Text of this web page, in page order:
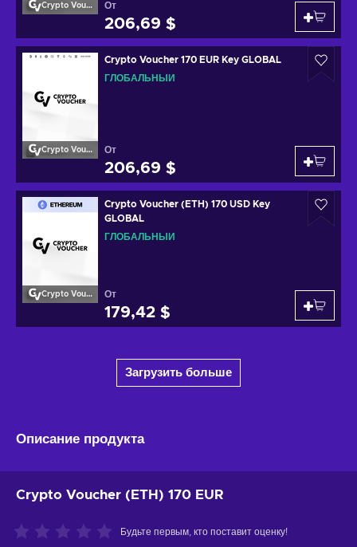
Crypto Voucher От
206,69 $
Crypto Voucher
Crypto Voucher 170 EUR Key GLOBAL
ГЛОБАЛЬНЫЙ
От
206,69 $
Crypto Voucher
Crypto Voucher (ETH) 170 USD Key
GLOBAL
ГЛОБАЛЬНЫЙ
От
179,42 $
Загрузить больше
Описание продукта
Crypto Voucher (ETH) 170 EUR
Будьте первым, кто поставит оценку!